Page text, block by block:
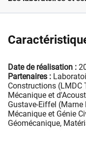
Date de réalisation :
Partenaires :
Constructions (LMDC
Mécanique et
Gustave-Eiffel
Mécanique et Génie
Géomécanique,